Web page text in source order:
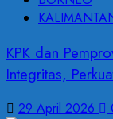
KPK dan
Integritas,
29 April 2026